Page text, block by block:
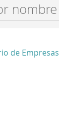
de Empresas